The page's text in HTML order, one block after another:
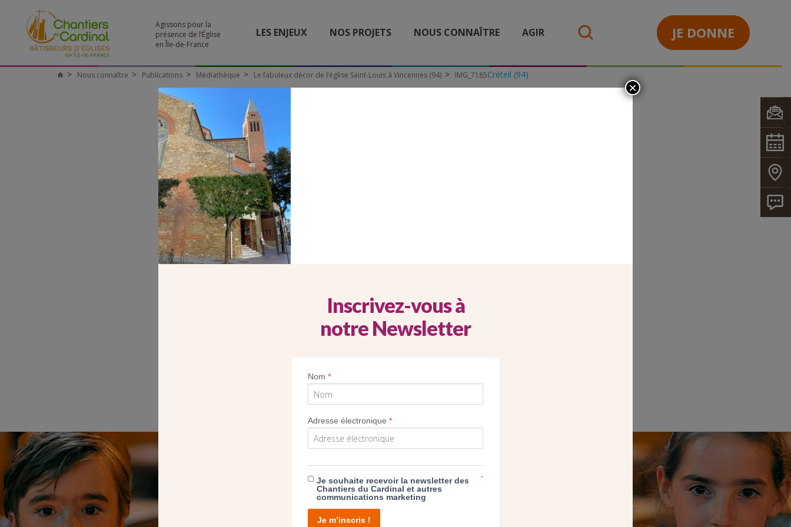
Agissons pour la
présence de l’Église
en Île-de-France
LES ENJEUX NOS PROJETS NOUS CONNAÎTRE AGIR JE DONNE
Chantiers
Nous connaître Publications Médiathèque Créteil (94)
Le fabuleux décor de l’église Saint-Louis à Vincennes (94) IMG_7185
Inscrivez-vous à
notre Newsletter
Nom*
Adresse électronique*
Je souhaite recevoir la newsletter des
Chantiers du Cardinal et autres
communications marketing
*
Je m’inscris !
×